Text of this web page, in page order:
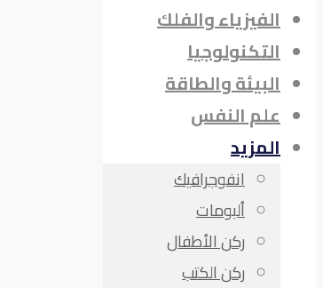
الفيزياء والفلك
التكنولوجيا
البيئة والطاقة
علم النفس
المزيد
انفوجرافيك
ألبومات
ركن الأطفال
ركن الكتب